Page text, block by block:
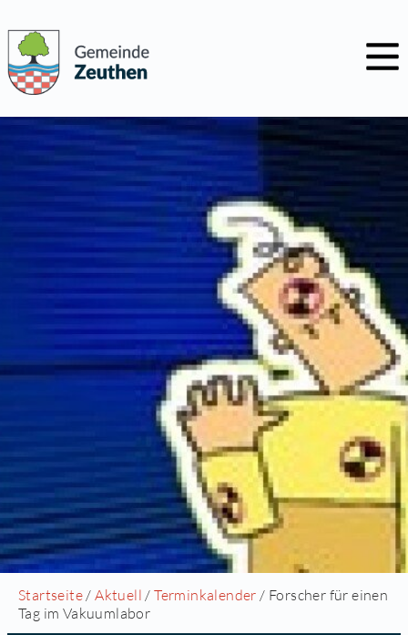
Startseite /Aktuell /Terminkalender / Forscher für einen
Tag im Vakuumlabor